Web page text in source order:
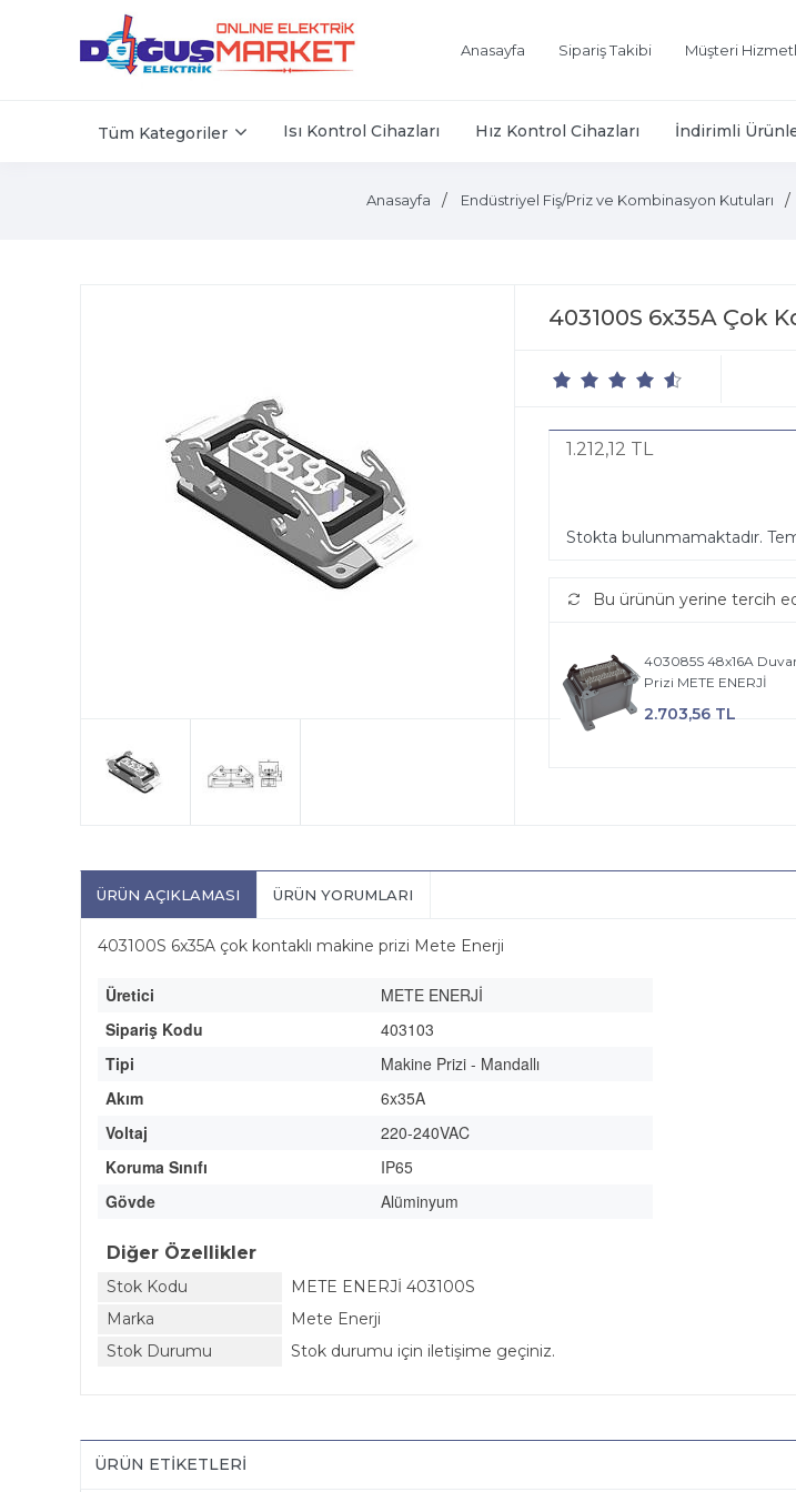
Anasayfa Sipariş Takibi Müşteri
Tüm Kategoriler Isı Kontrol Cihazları Hız Kontrol Cihazları İndirimli
Anasayfa Endüstriyel Fiş/Priz ve Kombinasyon Kutuları
403100S 6x35A Çok
1.212,12 TL
Stokta bulunmamaktadır.
Bu ürünün yerine tercih
403085S 48x16A
Prizi METE ENERJİ
2.703,56 TL
ÜRÜN AÇIKLAMASI ÜRÜN YORUMLARI
403100S 6x35A çok kontaklı makine prizi Mete Enerji
Üretici
METE ENERJİ
Sipariş Kodu
403103
Tipi
Makine Prizi - Mandallı
Akım
6x35A
Voltaj
220-240VAC
Koruma Sınıfı
IP65
Gövde
Alüminyum
Diğer Özellikler
Stok Kodu
METE ENERJİ 403100S
Marka
Mete Enerji
Stok Durumu
Stok durumu için iletişime geçiniz.
ÜRÜN ETIKETLERI